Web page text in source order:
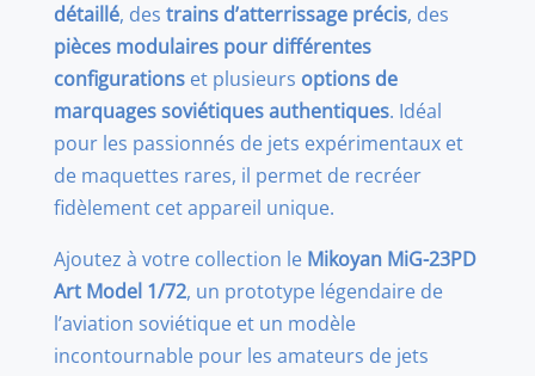
détaillé, des trains d’atterrissage précis, des
pièces modulaires pour différentes
configurationset plusieurs options de
marquages soviétiques authentiques. Idéal
pour les passionnés de jets expérimentaux et
de maquettes rares, il permet de recréer
fidèlement cet appareil unique.
Ajoutez à votre collection le Mikoyan MiG-23PD
Art Model 1/72, un prototype légendaire de
l’aviation soviétique et un modèle
incontournable pour les amateurs de jets